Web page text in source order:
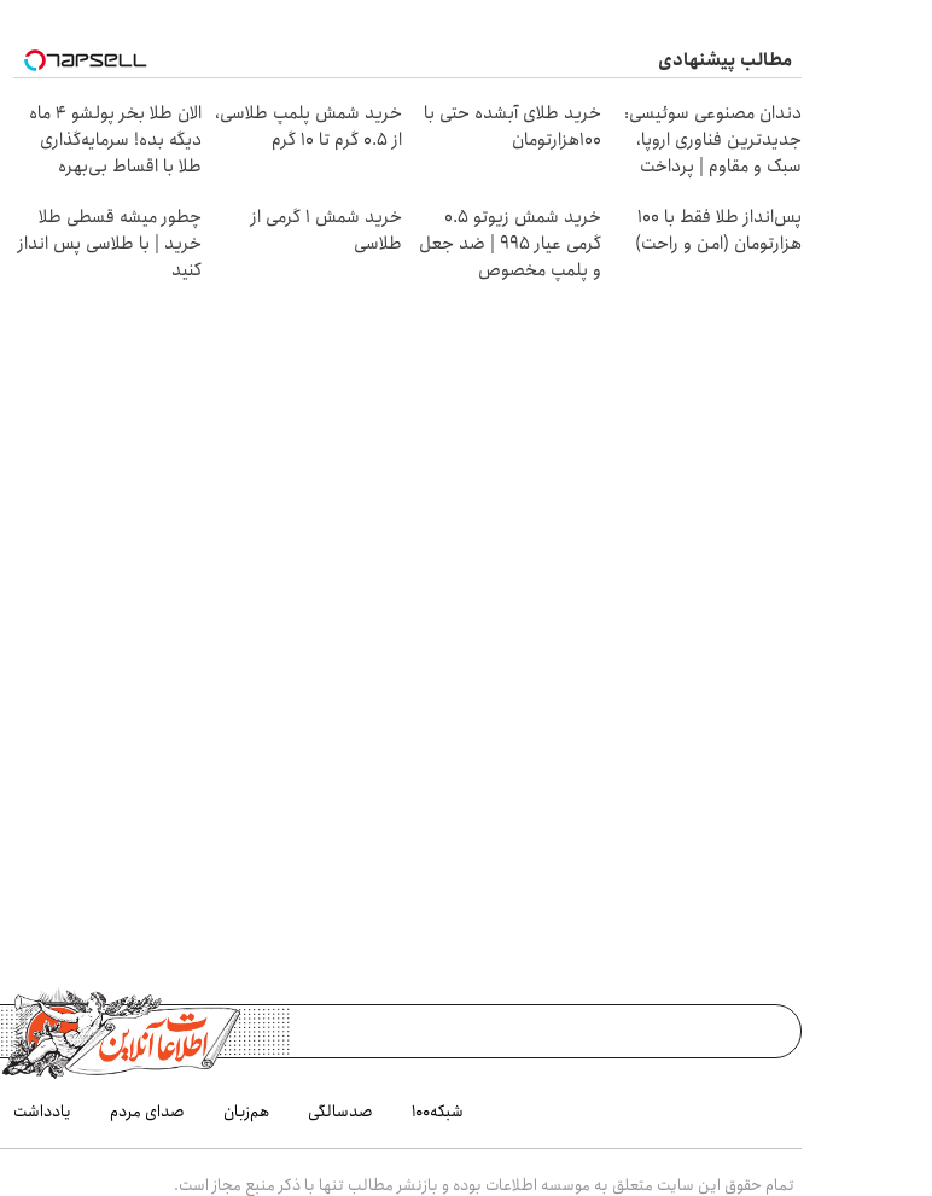
مطالب پیشنهادی
دندان مصنوعی سوئیسی:
جدیدترین فناوری اروپا،
سبک و مقاوم | پرداخت
خرید طلای آبشده حتی با
۱۰۰هزارتومان
خرید شمش پلمپ طلاسی،
از ۰.۵ گرم تا ۱۰ گرم
الان طلا بخر پولشو 4 ماه
دیگه بده! سرمایه‌گذاری
طلا با اقساط بی‌بهره
پس‌انداز طلا فقط با ۱۰۰
هزارتومان (امن و راحت)
خرید شمش زیوتو ۰.۵
گرمی عیار ۹۹۵ | ضد جعل
و پلمپ مخصوص
خرید شمش 1 گرمی از
طلاسی
چطور میشه قسطی طلا
خرید | با طلاسی پس انداز
کنید
شبکه۱۰۰ صدسالگی هم‌زبان صدای مردم یادداشت
تمام حقوق این سایت متعلق به موسسه اطلاعات بوده و بازنشر مطالب تنها با ذکر منبع مجاز است.